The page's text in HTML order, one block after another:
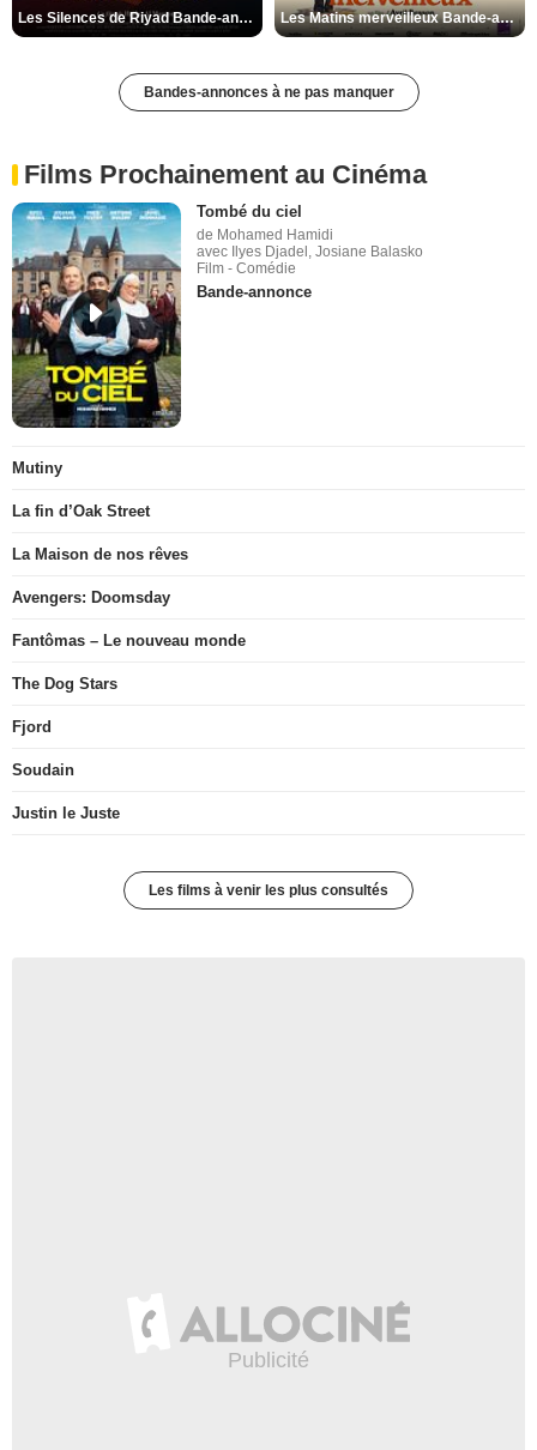
Les Silences de Riyad Bande-annonce VO STFR Les Matins merveilleux Bande-annonce VF
Bandes-annonces à ne pas manquer
Films Prochainement au Cinéma
Tombé du ciel
de Mohamed Hamidi
avec Ilyes Djadel, Josiane Balasko
Film - Comédie
Bande-annonce
Mutiny
La fin d’Oak Street
La Maison de nos rêves
Avengers: Doomsday
Fantômas – Le nouveau monde
The Dog Stars
Fjord
Soudain
Justin le Juste
Les films à venir les plus consultés